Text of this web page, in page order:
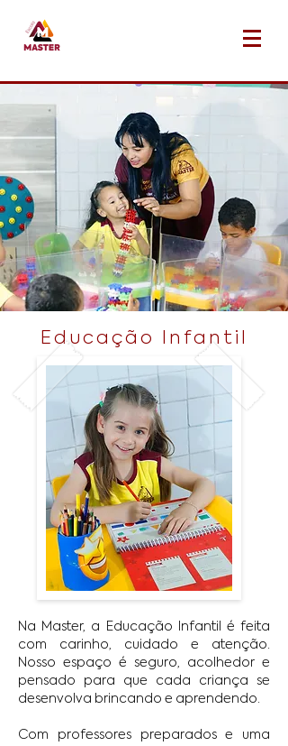
Educação Infantil
Na Master, a Educação Infantil é feita
com carinho, cuidado e atenção.
Nosso espaço é seguro, acolhedor e
pensado para que cada criança se
desenvolva brincando e aprendendo.
Com professores preparados e uma